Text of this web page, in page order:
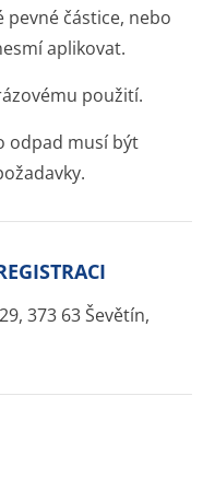
částice, nebo
aplikovat.
použití.
odpad musí být
373 63 Ševětín,